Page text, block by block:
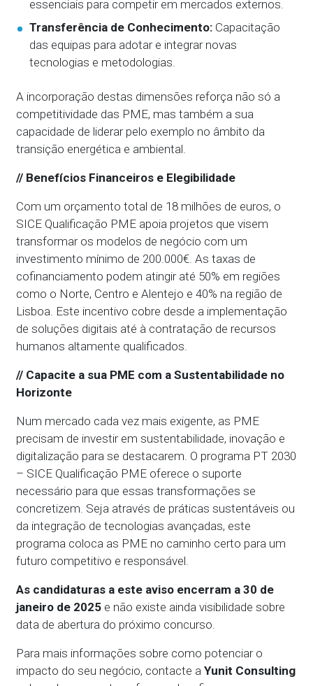
essenciais para competir em mercados externos.
Transferência de Conhecimento: Capacitação
das equipas para adotar e integrar novas
tecnologias e metodologias.
A incorporação destas dimensões reforça não só a
competitividade das PME, mas também a sua
capacidade de liderar pelo exemplo no âmbito da
transição energética e ambiental.
// Benefícios Financeiros e Elegibilidade
Com um orçamento total de 18 milhões de euros, o
SICE Qualificação PME apoia projetos que visem
transformar os modelos de negócio com um
investimento mínimo de 200.000€. As taxas de
cofinanciamento podem atingir até 50% em regiões
como o Norte, Centro e Alentejo e 40% na região de
Lisboa. Este incentivo cobre desde a implementação
de soluções digitais até à contratação de recursos
humanos altamente qualificados.
// Capacite a sua PME com a Sustentabilidade no
Horizonte
Num mercado cada vez mais exigente, as PME
precisam de investir em sustentabilidade, inovação e
digitalização para se destacarem. O programa PT 2030
– SICE Qualificação PME oferece o suporte
necessário para que essas transformações se
concretizem. Seja através de práticas sustentáveis ou
da integração de tecnologias avançadas, este
programa coloca as PME no caminho certo para um
futuro competitivo e responsável.
As candidaturas a este aviso encerram a 30 de
janeiro de 2025 e não existe ainda visibilidade sobre
data de abertura do próximo concurso.
Para mais informações sobre como potenciar o
impacto do seu negócio, contacte aYunit Consulting